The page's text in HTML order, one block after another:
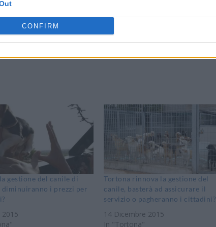
CONFIRM
gestione del canile di
diminuiranno i prezzi per
2015
Tortona rinnova la gestione del
canile, basterà ad assicurare il
servizio o pagheranno i cittadini?
14 Dicembre 2015
In "Tortona"